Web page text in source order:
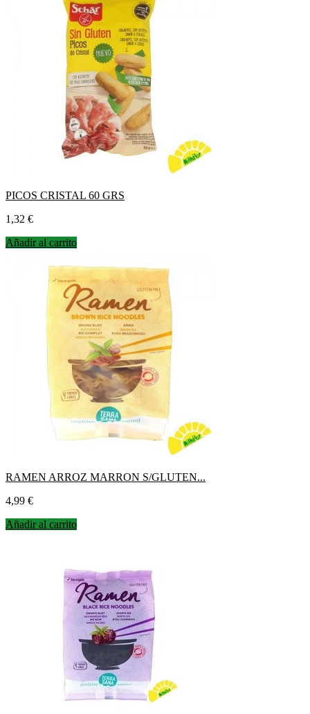
PICOS CRISTAL 60 GRS
Precio
1,32 €
Añadir al carrito
RAMEN ARROZ MARRON S/GLUTEN...
Precio
4,99 €
Añadir al carrito